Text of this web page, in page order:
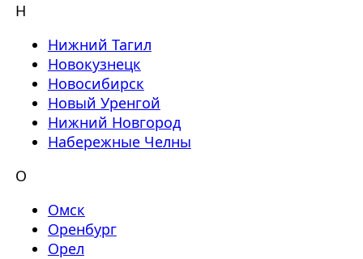
Н
Нижний Тагил
Новокузнецк
Новосибирск
Новый Уренгой
Нижний Новгород
Набережные Челны
О
Омск
Оренбург
Орел